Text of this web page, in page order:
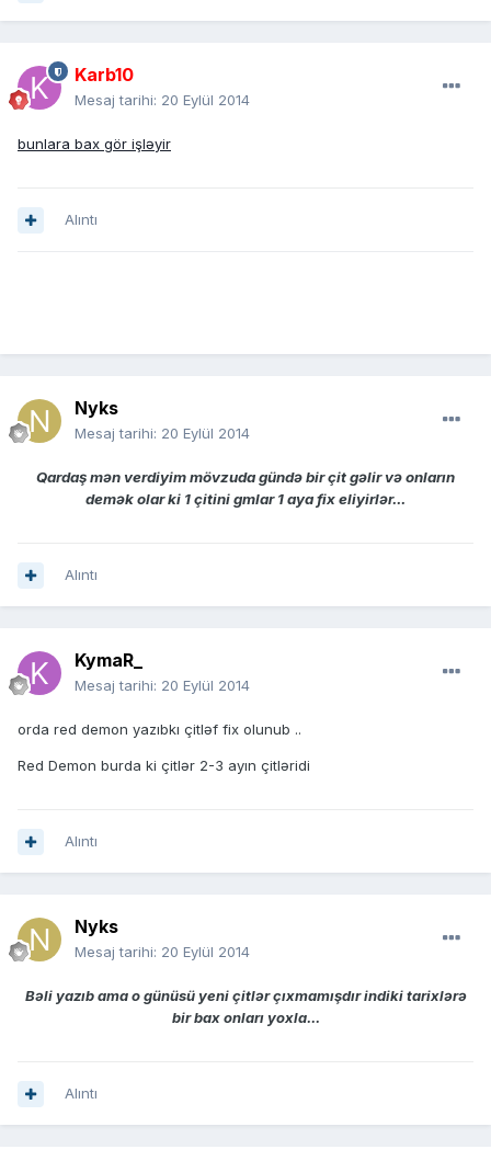
Karb10
Mesaj tarihi: 20 Eylül 2014
bunlara bax gör işləyir
Alıntı
Nyks
Mesaj tarihi: 20 Eylül 2014
Qardaş mən verdiyim mövzuda gündə bir çit gəlir və onların
demək olar ki 1 çitini gmlar 1 aya fix eliyirlər...
Alıntı
KymaR_
Mesaj tarihi: 20 Eylül 2014
orda red demon yazıbkı çitləf fix olunub ..
Red Demon burda ki çitlər 2-3 ayın çitləridi
Alıntı
Nyks
Mesaj tarihi: 20 Eylül 2014
Bəli yazıb ama o günüsü yeni çitlər çıxmamışdır indiki tarixlərə
bir bax onları yoxla...
Alıntı